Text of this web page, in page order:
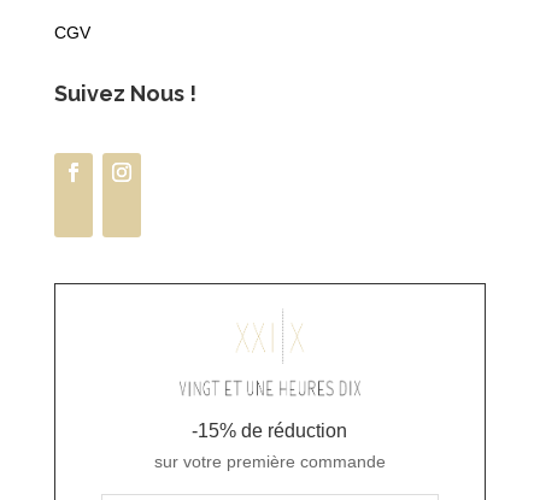
CGV
Suivez Nous !
-15% de réduction
sur votre première commande